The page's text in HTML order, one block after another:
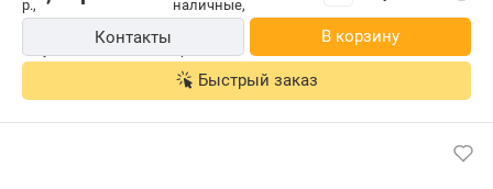
Контакты В корзину
Быстрый заказ